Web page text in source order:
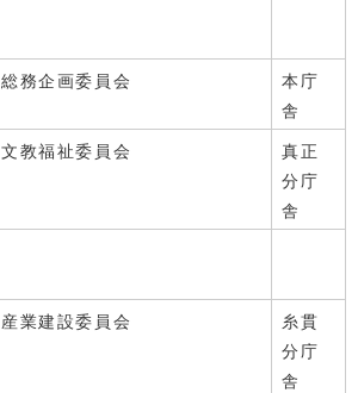
総務企画委員会
本庁
舎
文教福祉委員会
真正
分庁
舎
産業建設委員会
糸貫
分庁
舎